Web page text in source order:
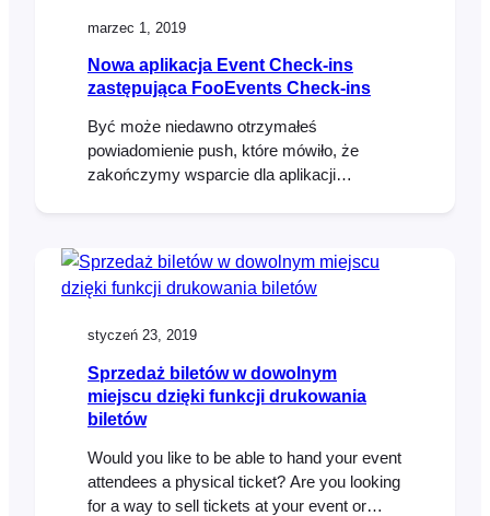
marzec 1, 2019
Nowa aplikacja Event Check-ins
zastępująca FooEvents Check-ins
Być może niedawno otrzymałeś
powiadomienie push, które mówiło, że
zakończymy wsparcie dla aplikacji
Obecnie istnieją dwie różne wersje aplikacji
styczeń 23, 2019
Sprzedaż biletów w dowolnym
miejscu dzięki funkcji drukowania
biletów
Would you like to be able to hand your event
attendees a physical ticket? Are you looking
for a way to sell tickets at your event or